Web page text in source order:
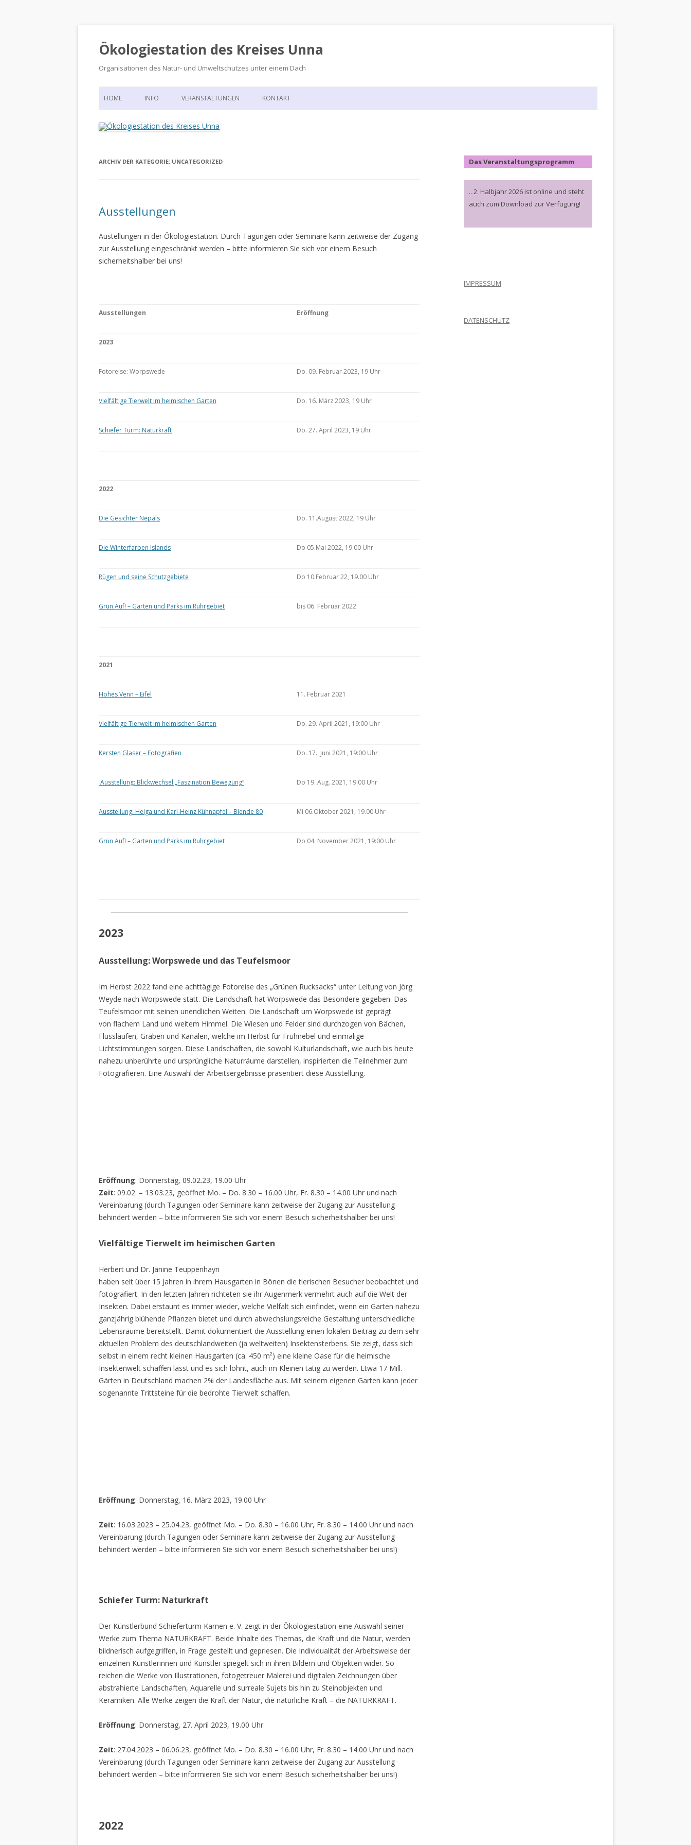
Ökologiestation des Kreises Unna
Organisationen des Natur- und Umweltschutzes unter einem Dach
Zum
HOME INFO VERANSTALTUNGEN KONTAKT
ARCHIV DER KATEGORIE: UNCATEGORIZED
Ausstellungen
Austellungen in der Ökologiestation. Durch Tagungen oder Seminare kann zeitweise der Zugang
zur Ausstellung eingeschränkt werden – bitte informieren Sie sich vor einem Besuch
sicherheitshalber bei uns!
Ausstellungen Eröffnung
2023
Fotoreise: Worpswede Do. 09. Februar 2023, 19 Uhr
Vielfältige Tierwelt im heimischen Garten Do. 16. März 2023, 19 Uhr
Schiefer Turm: Naturkraft Do. 27. April 2023, 19 Uhr
2022
Die Gesichter Nepals Do. 11.August 2022, 19 Uhr
Die Winterfarben Islands Do 05.Mai 2022, 19.00 Uhr
Rügen und seine Schutzgebiete Do 10.Februar 22, 19.00 Uhr
Grün Auf! – Gärten und Parks im Ruhrgebiet bis 06. Februar 2022
2021
Hohes Venn – Eifel 11. Februar 2021
Vielfältige Tierwelt im heimischen Garten Do. 29. April 2021, 19:00 Uhr
Kersten Glaser – Fotografien Do. 17. Juni 2021, 19:00 Uhr
Ausstellung: Blickwechsel „Faszination Bewegung“ Do 19. Aug. 2021, 19:00 Uhr
Ausstellung: Helga und Karl-Heinz Kühnapfel – Blende 80 Mi 06.Oktober 2021, 19.00 Uhr
Grün Auf! – Gärten und Parks im Ruhrgebiet Do 04. November 2021, 19:00 Uhr
2023
Ausstellung: Worpswede und das Teufelsmoor
Im Herbst 2022 fand eine achttägige Fotoreise des „Grünen Rucksacks“ unter Leitung von Jörg
Weyde nach Worpswede statt. Die Landschaft hat Worpswede das Besondere gegeben. Das
Teufelsmoor mit seinen unendlichen Weiten. Die Landschaft um Worpswede ist geprägt
von flachem Land und weitem Himmel. Die Wiesen und Felder sind durchzogen von Bächen,
Flussläufen, Gräben und Kanälen, welche im Herbst für Frühnebel und einmalige
Lichtstimmungen sorgen. Diese Landschaften, die sowohl Kulturlandschaft, wie auch bis heute
nahezu unberührte und ursprüngliche Naturräume darstellen, inspirierten die Teilnehmer zum
Fotografieren. Eine Auswahl der Arbeitsergebnisse präsentiert diese Ausstellung.
Eröffnung: Donnerstag, 09.02.23, 19.00 Uhr
Zeit: 09.02. – 13.03.23, geöffnet Mo. – Do. 8.30 – 16.00 Uhr, Fr. 8.30 – 14.00 Uhr und nach
Vereinbarung (durch Tagungen oder Seminare kann zeitweise der Zugang zur Ausstellung
behindert werden – bitte informieren Sie sich vor einem Besuch sicherheitshalber bei uns!
Vielfältige Tierwelt im heimischen Garten
Herbert und Dr. Janine Teuppenhayn
haben seit über 15 Jahren in ihrem Hausgarten in Bönen die tierischen Besucher beobachtet und
fotografiert. In den letzten Jahren richteten sie ihr Augenmerk vermehrt auch auf die Welt der
Insekten. Dabei erstaunt es immer wieder, welche Vielfalt sich einfindet, wenn ein Garten nahezu
ganzjährig blühende Pflanzen bietet und durch abwechslungsreiche Gestaltung unterschiedliche
Lebensräume bereitstellt. Damit dokumentiert die Ausstellung einen lokalen Beitrag zu dem sehr
aktuellen Problem des deutschlandweiten (ja weltweiten) Insektensterbens. Sie zeigt, dass sich
selbst in einem recht kleinen Hausgarten (ca. 450 m²) eine kleine Oase für die heimische
Insektenwelt schaffen lässt und es sich lohnt, auch im Kleinen tätig zu werden. Etwa 17 Mill.
Gärten in Deutschland machen 2% der Landesfläche aus. Mit seinem eigenen Garten kann jeder
sogenannte Trittsteine für die bedrohte Tierwelt schaffen.
Eröffnung: Donnerstag, 16. März 2023, 19.00 Uhr
Zeit: 16.03.2023 – 25.04.23, geöffnet Mo. – Do. 8.30 – 16.00 Uhr, Fr. 8.30 – 14.00 Uhr und nach
Vereinbarung (durch Tagungen oder Seminare kann zeitweise der Zugang zur Ausstellung
behindert werden – bitte informieren Sie sich vor einem Besuch sicherheitshalber bei uns!)
Schiefer Turm: Naturkraft
Der Künstlerbund Schieferturm Kamen e. V. zeigt in der Ökologiestation eine Auswahl seiner
Werke zum Thema NATURKRAFT. Beide Inhalte des Themas, die Kraft und die Natur, werden
bildnerisch aufgegriffen, in Frage gestellt und gepriesen. Die Individualität der Arbeitsweise der
einzelnen Künstlerinnen und Künstler spiegelt sich in ihren Bildern und Objekten wider. So
reichen die Werke von Illustrationen, fotogetreuer Malerei und digitalen Zeichnungen über
abstrahierte Landschaften, Aquarelle und surreale Sujets bis hin zu Steinobjekten und
Keramiken. Alle Werke zeigen die Kraft der Natur, die natürliche Kraft – die NATURKRAFT.
Eröffnung: Donnerstag, 27. April 2023, 19.00 Uhr
Zeit: 27.04.2023 – 06.06.23, geöffnet Mo. – Do. 8.30 – 16.00 Uhr, Fr. 8.30 – 14.00 Uhr und nach
Vereinbarung (durch Tagungen oder Seminare kann zeitweise der Zugang zur Ausstellung
behindert werden – bitte informieren Sie sich vor einem Besuch sicherheitshalber bei uns!)
2022
Das Veranstaltungsprogramm
.. 2. Halbjahr 2026 ist online und steht
auch zum Download zur Verfügung!
IMPRESSUM
DATENSCHUTZ